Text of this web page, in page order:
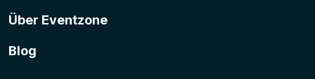
Über Eventzone
Blog